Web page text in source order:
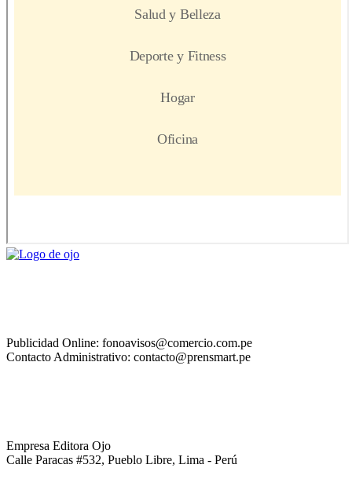
Publicidad Online: fonoavisos@comercio.com.pe
Contacto Administrativo: contacto@prensmart.pe
Empresa Editora Ojo
Calle Paracas #532, Pueblo Libre, Lima - Perú